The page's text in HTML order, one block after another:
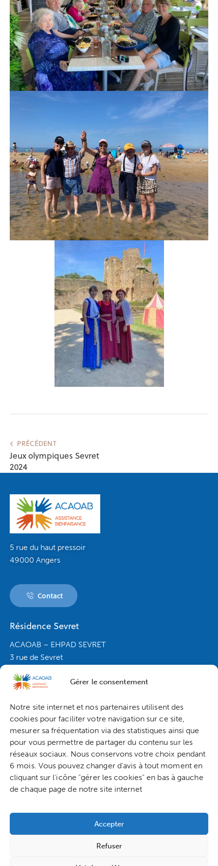
Gérer le consentement
Notre site internet et nos partenaires utilisent des
cookies pour faciliter votre navigation sur ce site,
mesurer sa fréquentation via des statistiques ainsi que
pour vous permettre de partager du contenu sur les
réseaux sociaux. Nous conservons votre choix pendant
6 mois. Vous pouvez changer d'avis à tout moment en
cliquant sur l'icône "gérer les cookies" en bas à gauche
de chaque page de notre site internet
Accepter
Refuser
PRÉCÉDENT
Jeux olympiques Sevret
2024
5 rue du haut pressoir
49000 Angers
Contact
Résidence Sevret
ACAOAB – EHPAD SEVRET
3 rue de Sevret
contact.s@acaoab.fr
Résidence de Sevret Résidence de Sevret
Résidence Sainte Anne
2, rue du Bourg Joly 49125 Tiercé 02.41.42.62.96
ACAOAB – EHPAD LE PRIEURE
1 place de l’abbaye
49310 Montilliers 02.41.75.81.39
EHPAD LE Prieuré